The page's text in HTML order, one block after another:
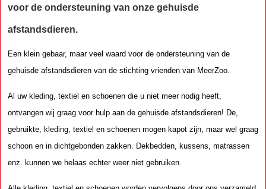
voor de ondersteuning van onze gehuisde
afstandsdieren.
Een klein gebaar, maar veel waard voor de ondersteuning van de
gehuisde afstandsdieren van de stichting vrienden van MeerZoo.
Al uw kleding, textiel en schoenen die u niet meer nodig heeft,
ontvangen wij graag voor hulp aan de gehuisde afstandsdieren! De,
gebruikte, kleding, textiel en schoenen mogen kapot zijn, maar wel graag
schoon en in dichtgebonden zakken. Dekbedden, kussens, matrassen
enz. kunnen we helaas echter weer niet gebruiken.